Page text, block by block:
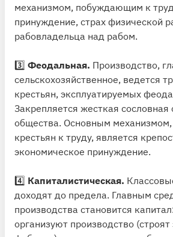
механизмом, побуждающим к
принуждение, страх физической
рабовладельца над рабом.
3️⃣ Феодальная. Производство,
сельскохозяйственное, ведется
крестьян, эксплуатируемых
Закрепляется жесткая сословная
общества. Основным
крестьян к труду, является
экономическое принуждение.
4️⃣ Капиталистическая.
доходят до предела. Главным
производства становится
организуют производство